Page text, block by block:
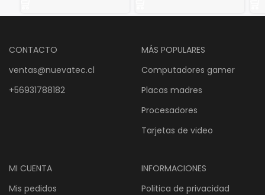
CONTACTO
ventas@nuevatec.cl
+56931788182
MÁS POPULARES
Computadores gamer
Placas madres
Procesadores
Tarjetas de video
MI CUENTA
Mis pedidos
INFORMACIONES
Politica de privacidad